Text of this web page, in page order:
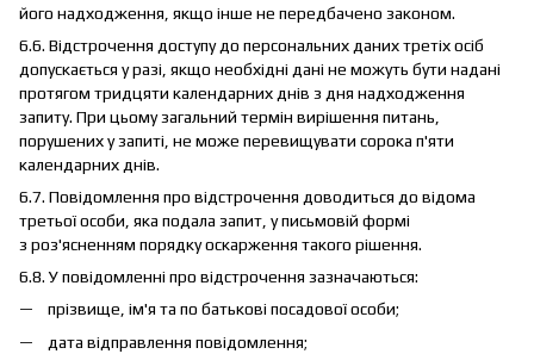
його надходження, якщо інше не передбачено законом.
6.6. Відстрочення доступу до персональних даних третіх осіб
допускається у разі, якщо необхідні дані не можуть бути надані
протягом тридцяти календарних днів з дня надходження
запиту. При цьому загальний термін вирішення питань,
порушених у запиті, не може перевищувати сорока п'яти
календарних днів.
6.7. Повідомлення про відстрочення доводиться до відома
третьої особи, яка подала запит, у письмовій формі
з роз'ясненням порядку оскарження такого рішення.
6.8. У повідомленні про відстрочення зазначаються:
прізвище, ім'я та по батькові посадової особи;
дата відправлення повідомлення;